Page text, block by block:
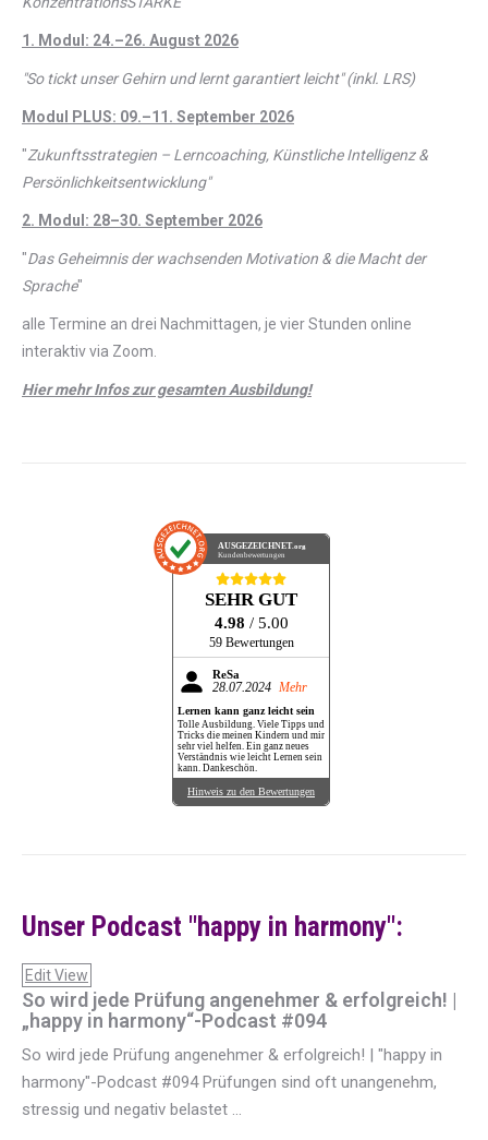
1. Modul: 24.–26. August 2026
"So tickt unser Gehirn und lernt garantiert leicht" (inkl. LRS)
Modul PLUS: 09.–11. September 2026
"Zukunftsstrategien – Lerncoaching, Künstliche Intelligenz &
Persönlichkeitsentwicklung"
2. Modul: 28–30. September 2026
"Das Geheimnis der wachsenden Motivation & die Macht der
Sprache"
alle Termine an drei Nachmittagen, je vier Stunden online
interaktiv via Zoom.
Hier mehr Infos zur gesamten Ausbildung!
AUSGEZEICHNET.org
Kundenbewertungen
SEHR GUT
4.98 / 5.00
59 Bewertungen
ReSa
28.07.2024 Mehr
Lernen kann ganz leicht sein
Tolle Ausbildung. Viele Tipps und
Tricks die meinen Kindern und mir
sehr viel helfen. Ein ganz neues
Verständnis wie leicht Lernen sein
kann. Dankeschön.
Hinweis zu den Bewertungen
Unser Podcast "happy in harmony":
Edit View
So wird jede Prüfung angenehmer & erfolgreich! |
„happy in harmony“-Podcast #094
So wird jede Prüfung angenehmer & erfolgreich! | "happy in
harmony"-Podcast #094 Prüfungen sind oft unangenehm,
stressig und negativ belastet ...